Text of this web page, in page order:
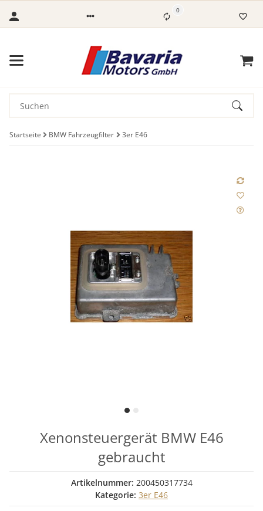
0
Startseite BMW Fahrzeugfilter 3er E46
Xenonsteuergerät BMW E46
gebraucht
Artikelnummer: 200450317734
Kategorie: 3er E46